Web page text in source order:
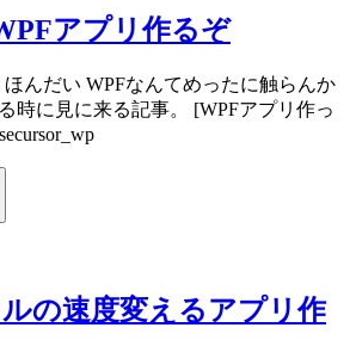
アプリ作るぞ
ほんだい WPFなんてめったに触らんか
時に見に来る記事。 [WPFアプリ作っ
の速度変えるアプリ作